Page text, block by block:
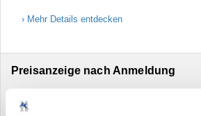
Mehr Details entdecken
Preisanzeige nach Anmeldung